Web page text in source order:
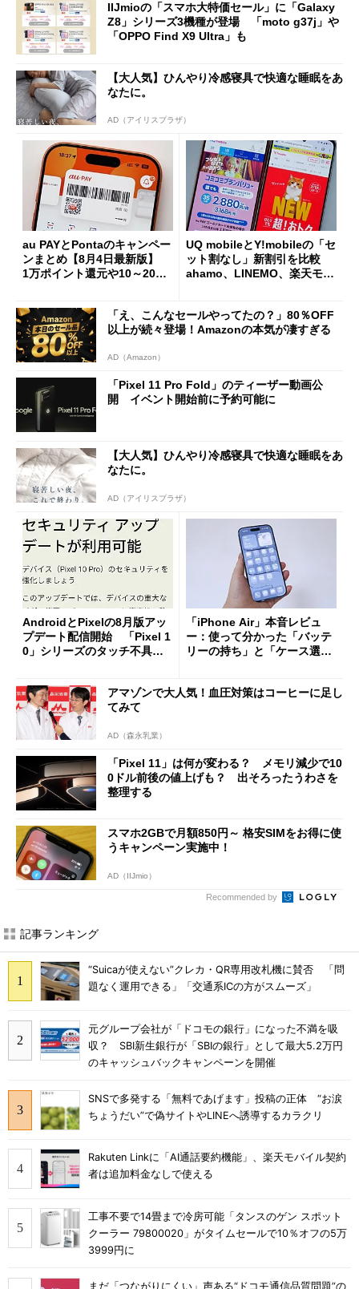
IIJmioの「スマホ大特価セール」に「Galaxy
Z8」シリーズ3機種が登場 「moto g37j」や
「OPPO Find X9 Ultra」も
【大人気】ひんやり冷感寝具で快適な睡眠をあ
なたに。
AD（アイリスプラザ）
au PAYとPontaのキャンペー
ンまとめ【8月4日最新版】
1万ポイント還元や10～20％
UQ mobileとY!mobileの「セ
ット割なし」新割引を比較
ahamo、LINEMO、楽天モバ
「え、こんなセールやってたの？」80％OFF
以上が続々登場！Amazonの本気が凄すぎる
AD（Amazon）
「Pixel 11 Pro Fold」のティーザー動画公
開 イベント開始前に予約可能に
【大人気】ひんやり冷感寝具で快適な睡眠をあ
なたに。
AD（アイリスプラザ）
AndroidとPixelの8月版アッ
プデート配信開始 「Pixel 1
0」シリーズのタッチ不具合
「iPhone Air」本音レビュ
ー：使って分かった「バッテ
リーの持ち」と「ケース選
アマゾンで大人気！血圧対策はコーヒーに足し
てみて
AD（森永乳業）
「Pixel 11」は何が変わる？ メモリ減少で10
0ドル前後の値上げも？ 出そろったうわさを
整理する
スマホ2GBで月額850円～ 格安SIMをお得に使
うキャンペーン実施中！
AD（IIJmio）
Recommended by
記事ランキング
“Suicaが使えない”クレカ・QR専用改札機に賛否 「問
題なく運用できる」「交通系ICの方がスムーズ」
元グループ会社が「ドコモの銀行」になった不満を吸
収？ SBI新生銀行が「SBIの銀行」として最大5.2万円
のキャッシュバックキャンペーンを開催
SNSで多発する「無料であげます」投稿の正体 “お涙
ちょうだい”で偽サイトやLINEへ誘導するカラクリ
Rakuten Linkに「AI通話要約機能」、楽天モバイル契約
者は追加料金なしで使える
工事不要で14畳まで冷房可能「タンスのゲン スポット
クーラー 79800020」がタイムセールで10％オフの5万
3999円に
まだ「つながりにくい」声ある“ドコモ通信品質問題”の